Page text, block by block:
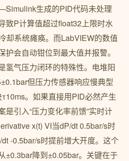
生成的PID代码未处理
致P计算值超过float32上限时水
却系统瘫痪。而LabVIEW的数值
会自动钳位到最大值并报警。
氢气压力闭环的特殊性。电堆阳
但压力传感器响应慢典型
。如果直接用PID必然产生
是引入“压力变化率前馈”实时计
x(t) VI当dP/dt 0.5bar/s时
-0.5bar/s时提前增大开度。这个
±0.3bar降到±0.05bar。关键在于